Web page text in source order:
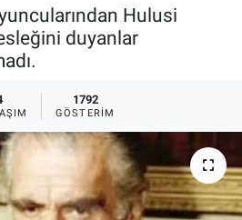
Hulusi
duyanlar
1792
GÖSTERIM